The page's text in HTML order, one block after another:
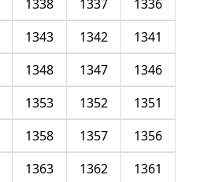
1336
1337
1338
1341
1342
1343
1346
1347
1348
1351
1352
1353
1356
1357
1358
1361
1362
1363